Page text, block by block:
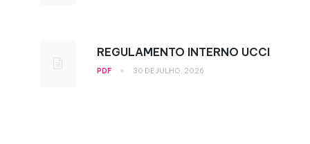
REGULAMENTO INTERNO UCCI
PDF • 30 DE JULHO, 2026